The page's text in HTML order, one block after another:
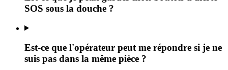
SOS sous la douche ?
Est-ce que l'opérateur peut me répondre si je ne
suis pas dans la même pièce ?